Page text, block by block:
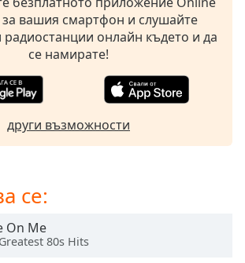
за вашия смартфон и слушайте
онлайн където и да
се намирате!
други възможности
се:
On Me
80s Hits